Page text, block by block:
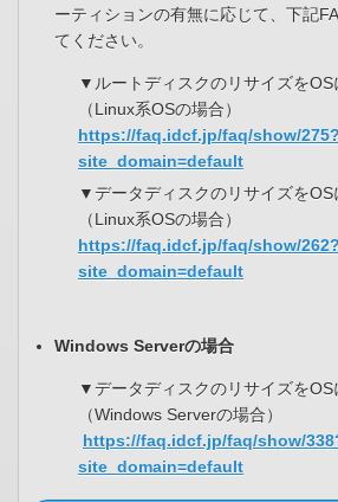
ーティションの有無に応じて、下記
てください。
▼ルートディスクのリサイズをOS
（Linux系OSの場合）
https://faq.idcf.jp/faq/show/275?
site_domain=default
▼データディスクのリサイズをOS
（Linux系OSの場合）
https://faq.idcf.jp/faq/show/262?
site_domain=default
Windows Serverの場合
▼データディスクのリサイズをOS
（Windows Serverの場合）
https://faq.idcf.jp/faq/show/
site_domain=default